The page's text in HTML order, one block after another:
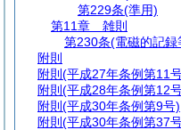
第229条(準用)
第11章
雑則
第230条(電磁的記録
附則
附則 (平成27年条例第11
附則 (平成28年条例第12
附則 (平成30年条例第9号)
附則 (平成30年条例第37